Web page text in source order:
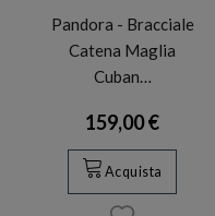
Pandora - Bracciale
Catena Maglia
Cuban…
159,00 €
Acquista